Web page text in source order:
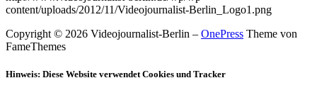
content/uploads/2012/11/Videojournalist-Berlin_Logo1.png
Copyright © 2026 Videojournalist-Berlin – OnePress Theme von
FameThemes
Hinweis: Diese Website verwendet Cookies und Tracker